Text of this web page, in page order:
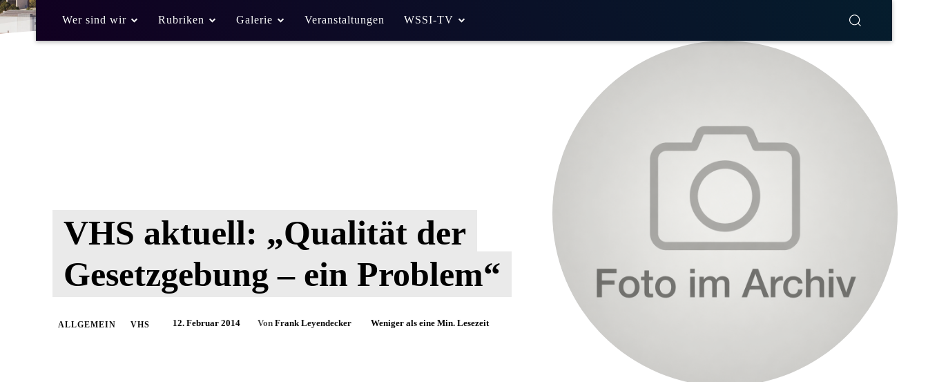
Wer sind wir Rubriken Galerie Veranstaltungen WSSI-TV
VHS aktuell: „Qualität der
Gesetzgebung – ein Problem“
ALLGEMEIN VHS 12. Februar 2014 Von Frank Leyendecker Weniger als eine Min. Lesezeit